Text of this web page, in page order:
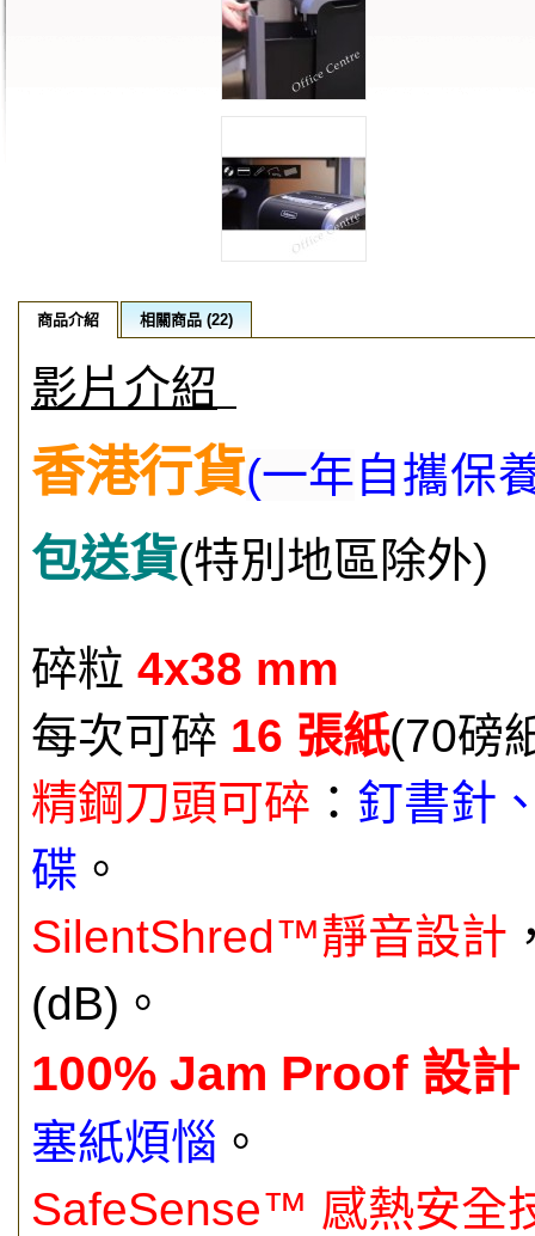
商品介紹 相關商品 (22)
影片介紹
香港行貨(一年自攜保
包送貨(特別地區除外)
碎粒 4x38 mm
每次可碎 16 張紙(70磅
精鋼刀頭可碎 ： 釘書針
碟 。
SilentShred™靜音設計
(dB)。
100% Jam Proof 設計
塞紙煩惱 。
SafeSense™ 感熱安全